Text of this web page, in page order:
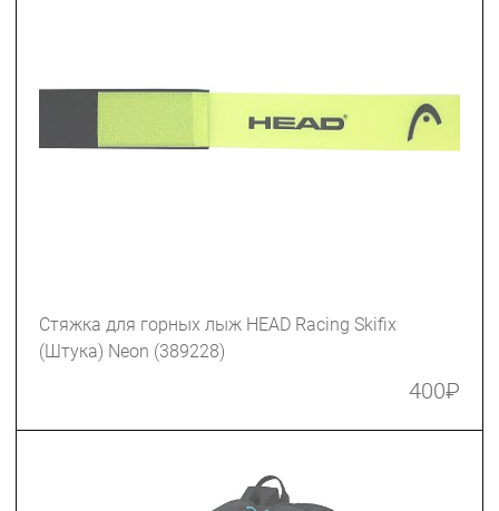
Стяжка для горных лыж HEAD Racing Skifix
(Штука) Neon (389228)
400₽